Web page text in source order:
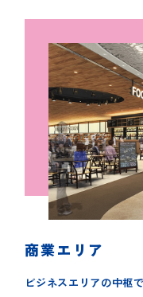
商業エリア
ビジネスエリアの中枢